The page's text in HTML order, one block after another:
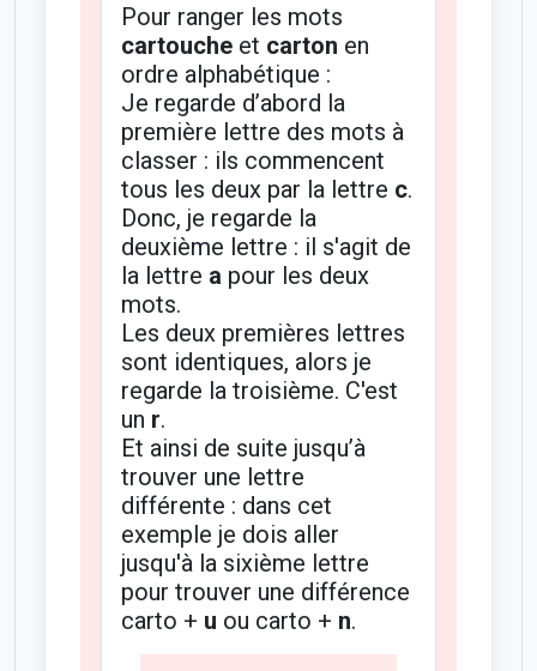
Pour ranger les mots
cartoucheet carton en
ordre alphabétique :
Je regarde d’abord la
première lettre des mots à
classer : ils commencent
tous les deux par la lettre c.
Donc, je regarde la
deuxième lettre : il s'agit de
la lettre a pour les deux
mots.
Les deux premières lettres
sont identiques, alors je
regarde la troisième. C'est
un r.
Et ainsi de suite jusqu’à
trouver une lettre
différente : dans cet
exemple je dois aller
jusqu'à la sixième lettre
pour trouver une différence
carto + u ou carto + n.